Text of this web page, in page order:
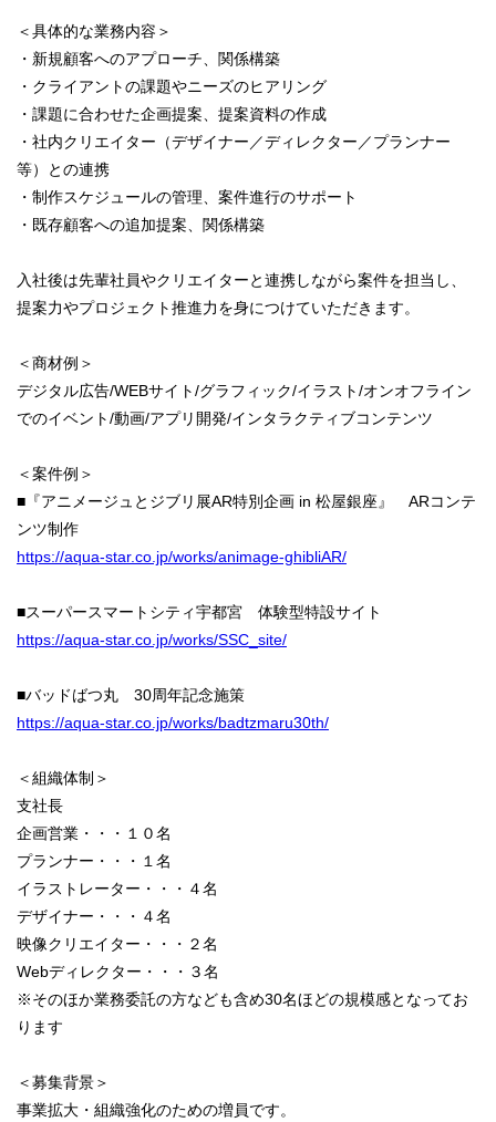
＜具体的な業務内容＞
・新規顧客へのアプローチ、関係構築
・クライアントの課題やニーズのヒアリング
・課題に合わせた企画提案、提案資料の作成
・社内クリエイター（デザイナー／ディレクター／プランナー
等）との連携
・制作スケジュールの管理、案件進行のサポート
・既存顧客への追加提案、関係構築
入社後は先輩社員やクリエイターと連携しながら案件を担当し、
提案力やプロジェクト推進力を身につけていただきます。
＜商材例＞
デジタル広告/WEBサイト/グラフィック/イラスト/オンオフライン
でのイベント/動画/アプリ開発/インタラクティブコンテンツ
＜案件例＞
■『アニメージュとジブリ展AR特別企画 in 松屋銀座』 ARコンテ
ンツ制作
https://aqua-star.co.jp/works/animage-ghibliAR/
■スーパースマートシティ宇都宮 体験型特設サイト
https://aqua-star.co.jp/works/SSC_site/
■バッドばつ丸 30周年記念施策
https://aqua-star.co.jp/works/badtzmaru30th/
＜組織体制＞
支社長
企画営業・・・１０名
プランナー・・・１名
イラストレーター・・・４名
デザイナー・・・４名
映像クリエイター・・・２名
Webディレクター・・・３名
※そのほか業務委託の方なども含め30名ほどの規模感となってお
ります
＜募集背景＞
事業拡大・組織強化のための増員です。